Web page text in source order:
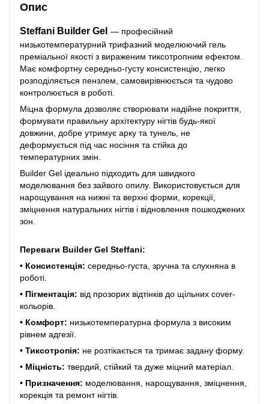
Опис
Steffani Builder Gel — професійний
низькотемпературний трифазний моделюючий гель
преміальної якості з вираженим тиксотропним ефектом.
Має комфортну середньо-густу консистенцію, легко
розподіляється пензлем, самовирівнюється та чудово
контролюється в роботі.
Міцна формула дозволяє створювати надійне покриття,
формувати правильну архітектуру нігтів будь-якої
довжини, добре утримує арку та тунель, не
деформується під час носіння та стійка до
температурних змін.
Builder Gel ідеально підходить для швидкого
моделювання без зайвого опилу. Використовується для
нарощування на нижні та верхні форми, корекції,
зміцнення натуральних нігтів і відновлення пошкоджених
зон.
Переваги Builder Gel Steffani:
• Консистенція: середньо-густа, зручна та слухняна в
роботі.
• Пігментація: від прозорих відтінків до щільних cover-
кольорів.
• Комфорт: низькотемпературна формула з високим
рівнем адгезії.
• Тиксотропія: не розтікається та тримає задану форму.
• Міцність: твердий, стійкий та дуже міцний матеріал.
• Призначення: моделювання, нарощування, зміцнення,
корекція та ремонт нігтів.